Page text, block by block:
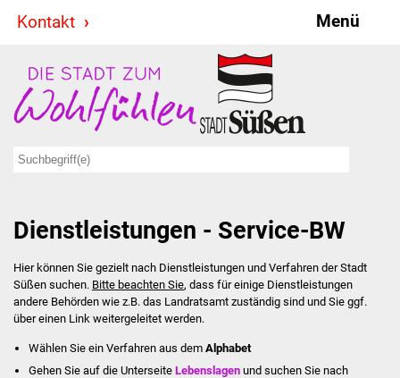
Kontakt Menü
Stadt & Politik
Bürgermeister
Ausschüsse
Ratsinformationssystem
Jugendbeirat
Summerrockfestival
Dienstleistungen - Service-BW
Hier können Sie gezielt nach Dienstleistungen und Verfahren der Stadt
Süßen suchen. Bitte beachten Sie, dass für einige Dienstleistungen
andere Behörden wie z.B. das Landratsamt zuständig sind und Sie ggf.
über einen Link weitergeleitet werden.
Wählen Sie ein Verfahren aus dem Alphabet
Gehen Sie auf die UnterseiteLebenslagen und suchen Sie nach